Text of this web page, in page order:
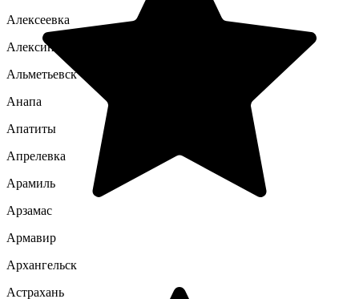
Алексеевка
Алексин
Альметьевск
Анапа
Апатиты
Апрелевка
Арамиль
Арзамас
Армавир
Архангельск
Астрахань